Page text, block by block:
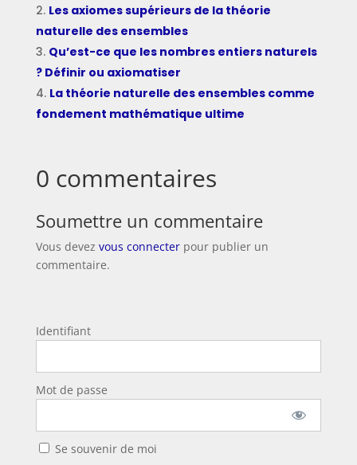
Les axiomes supérieurs de la théorie
naturelle des ensembles
Qu’est-ce que les nombres entiers naturels
? Définir ou axiomatiser
La théorie naturelle des ensembles comme
fondement mathématique ultime
0 commentaires
Soumettre un commentaire
Vous devez vous connecterpour publier un
commentaire.
Identifiant
Mot de passe
Se souvenir de moi